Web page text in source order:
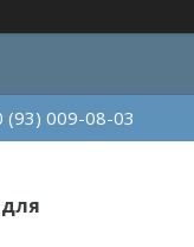
(93) 009-08-03